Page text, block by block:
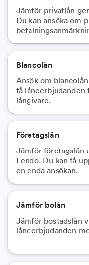
Jämför privatlån
Du kan ansöka om
Blancolån
Ansök om
få låneerbjudanden
långivare.
Företagslån
Jämför företagslån
Lendo. Du kan få
en enda ansökan.
Jämför bolån
Jämför bostadslån
låneerbjudanden